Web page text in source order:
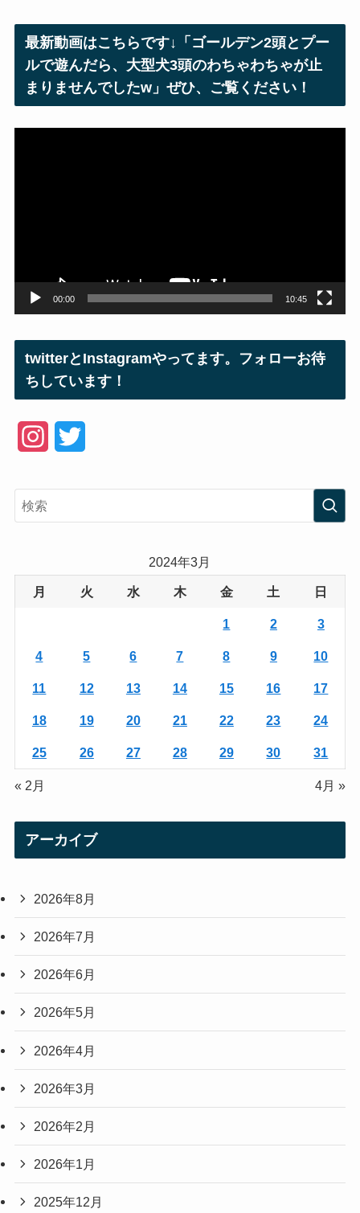
ス
最新動画はこちらです↓「ゴールデン2頭とプー
ルで遊んだら、大型犬3頭のわちゃわちゃが止
まりませんでしたw」ぜひ、ご覧ください！
00:00 10:45
twitterとInstagramやってます。フォローお待
ちしています！
e
2024年3月
月 火 水 木 金 土 日
1 2 3
4 5 6 7 8 9 10
11 12 13 14 15 16 17
18 19 20 21 22 23 24
25 26 27 28 29 30 31
« 2月 4月 »
アーカイブ
2026年8月
2026年7月
2026年6月
2026年5月
2026年4月
2026年3月
2026年2月
2026年1月
2025年12月